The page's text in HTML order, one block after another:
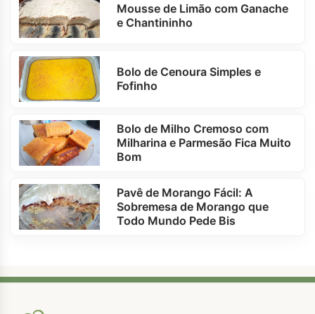
Mousse de Limão com Ganache
e Chantininho
Bolo de Cenoura Simples e
Fofinho
Bolo de Milho Cremoso com
Milharina e Parmesão Fica Muito
Bom
Pavê de Morango Fácil: A
Sobremesa de Morango que
Todo Mundo Pede Bis